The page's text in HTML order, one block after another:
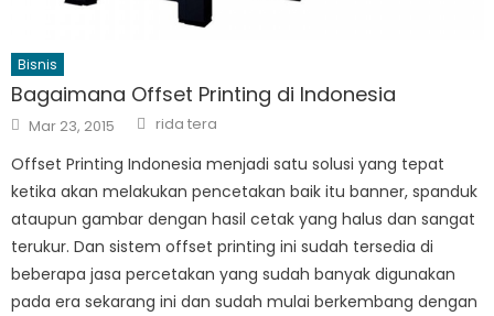
Bisnis
Bagaimana Offset Printing di Indonesia
Posted
on
Mar 23, 2015 Author
rida tera
Offset Printing Indonesia menjadi satu solusi yang tepat
ketika akan melakukan pencetakan baik itu banner, spanduk
ataupun gambar dengan hasil cetak yang halus dan sangat
terukur. Dan sistem offset printing ini sudah tersedia di
beberapa jasa percetakan yang sudah banyak digunakan
pada era sekarang ini dan sudah mulai berkembang dengan